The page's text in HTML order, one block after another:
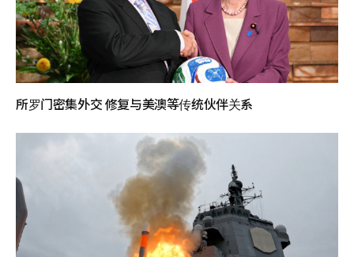
所罗门密集外交 修复与美澳等传统伙伴关系